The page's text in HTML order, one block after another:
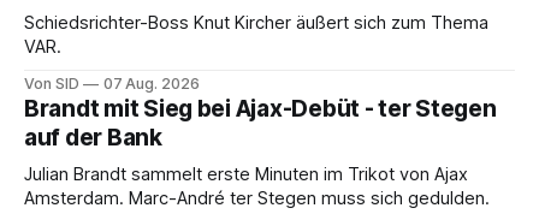
Schiedsrichter-Boss Knut Kircher äußert sich zum Thema
VAR.
Von SID 07 Aug. 2026
Brandt mit Sieg bei Ajax-Debüt - ter Stegen
auf der Bank
Julian Brandt sammelt erste Minuten im Trikot von Ajax
Amsterdam. Marc-André ter Stegen muss sich gedulden.